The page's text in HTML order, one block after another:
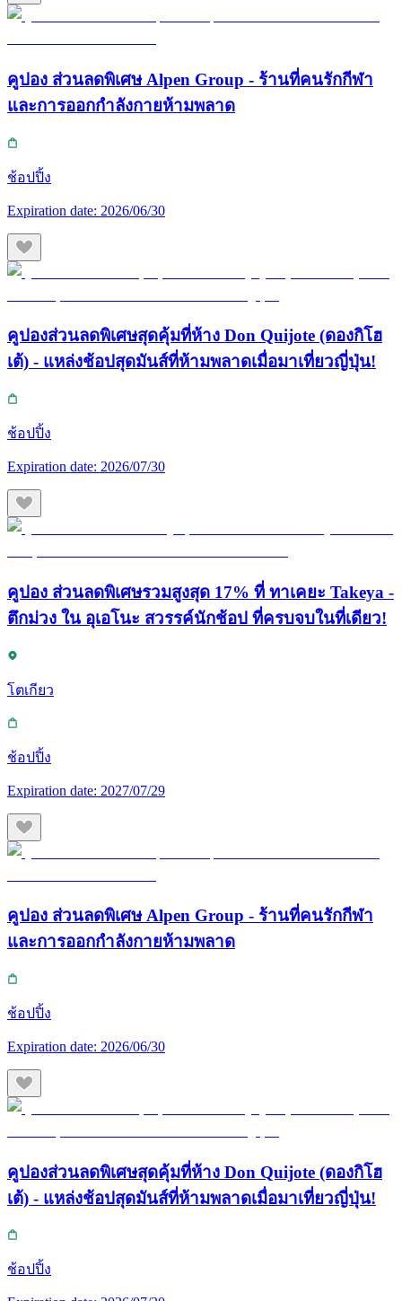
คูปอง ส่วนลดพิเศษ Alpen Group - ร้านที่คนรักกีฬา
และการออกกำลังกายห้ามพลาด
ช้อปปิ้ง
Expiration date: 2026/06/30
คูปองส่วนลดพิเศษสุดคุ้มที่ห้าง Don Quijote (ดองกิโฮ
เต้) - แหล่งช้อปสุดมันส์ที่ห้ามพลาดเมื่อมาเที่ยวญี่ปุ่น!
ช้อปปิ้ง
Expiration date: 2026/07/30
คูปอง ส่วนลดพิเศษรวมสูงสุด 17% ที่ ทาเคยะ Takeya -
ตึกม่วง ใน อุเอโนะ สวรรค์นักช้อป ที่ครบจบในที่เดียว!
โตเกียว
ช้อปปิ้ง
Expiration date: 2027/07/29
คูปอง ส่วนลดพิเศษ Alpen Group - ร้านที่คนรักกีฬา
และการออกกำลังกายห้ามพลาด
ช้อปปิ้ง
Expiration date: 2026/06/30
คูปองส่วนลดพิเศษสุดคุ้มที่ห้าง Don Quijote (ดองกิโฮ
เต้) - แหล่งช้อปสุดมันส์ที่ห้ามพลาดเมื่อมาเที่ยวญี่ปุ่น!
ช้อปปิ้ง